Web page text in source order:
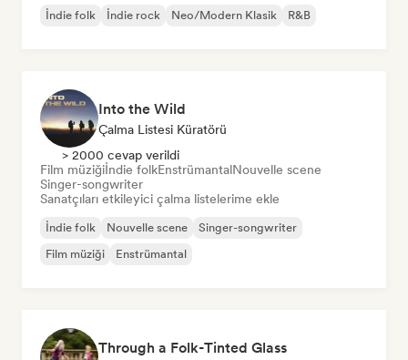
İndie folk
İndie rock Neo/Modern Klasik R&B
Into the Wild
Çalma Listesi Küratörü
> 2000 cevap verildi
Film müziğiİndie folkEnstrümantalNouvelle scene
Singer-songwriter
Sanatçıları etkileyici çalma listelerime ekle
İndie folk Nouvelle scene
Singer-songwriter
Film müziği
Enstrümantal
Through a Folk-Tinted Glass